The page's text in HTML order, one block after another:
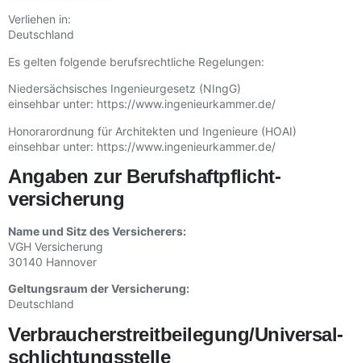
Verliehen in:
Deutschland
Es gelten folgende berufsrechtliche Regelungen:
Niedersächsisches Ingenieurgesetz (NIngG)
einsehbar unter: https://www.ingenieurkammer.de/
Honorarordnung für Architekten und Ingenieure (HOAI)
einsehbar unter: https://www.ingenieurkammer.de/
Angaben zur Berufs­haftpflicht­
versicherung
Name und Sitz des Versicherers:
VGH Versicherung
30140 Hannover
Geltungsraum der Versicherung:
Deutschland
Verbraucher­streit­beilegung/Universal­
schlichtungs­stelle